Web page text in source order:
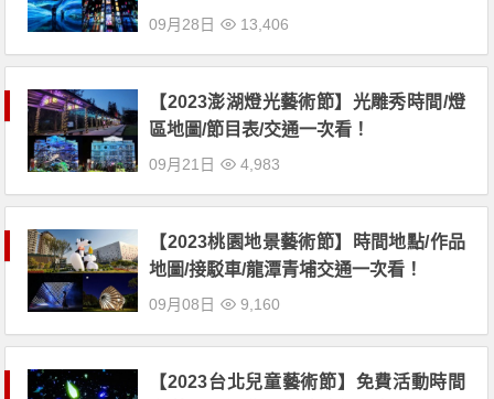
09月28日 13,406
【2023澎湖燈光藝術節】光雕秀時間/燈
區地圖/節目表/交通一次看！
09月21日 4,983
【2023桃園地景藝術節】時間地點/作品
地圖/接駁車/龍潭青埔交通一次看！
09月08日 9,160
【2023台北兒童藝術節】免費活動時間